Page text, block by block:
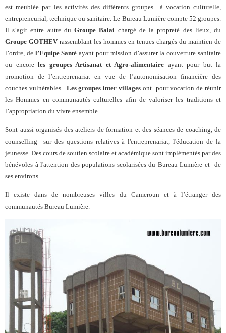
est meublée par les activités des différents groupes à vocation culturelle,
entrepreneurial, technique ou sanitaire. Le Bureau Lumière compte 52 groupes.
Il s’agit entre autre duGroupe Balai chargé de la propreté des lieux, du
Groupe GOTHEVrassemblant les hommes en tenues chargés du maintien de
l’ordre, de l’Equipe Santé ayant pour mission d’assurer la couverture sanitaire
ou encore les groupes Artisanat et Agro-alimentaire ayant pour but la
promotion de l’entreprenariat en vue de l’autonomisation financière des
couches vulnérables. Les groupes inter villages ont pour vocation de réunir
les Hommes en communautés culturelles afin de valoriser les traditions et
l’appropriation du vivre ensemble.
Sont aussi organisés des ateliers de formation et des séances de coaching, de
counselling sur des questions relatives à l'entreprenariat, l'éducation de la
jeunesse. Des cours de soutien scolaire et académique sont implémentés par des
bénévoles à l'attention des populations scolarisées du Bureau Lumière et de
ses environs.
Il existe dans de nombreuses villes du Cameroun et à l’étranger des
communautés Bureau Lumière.